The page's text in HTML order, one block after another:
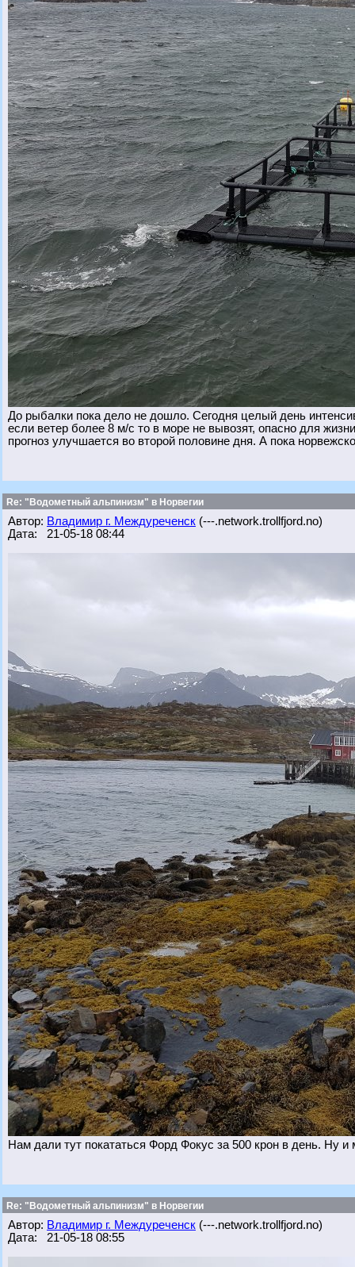
До рыбалки пока дело не дошло. Сегодня целый день
если ветер более 8 м/с то в море не вывозят, опасно для
прогноз улучшается во второй половине дня. А пока
Re: "Водометный альпинизм" в Норвегии
Автор: Владимир г. Междуреченск (---.network.trollfjord.no)
Дата: 21-05-18 08:44
Нам дали тут покататься Форд Фокус за 500 крон в день. Ну
Re: "Водометный альпинизм" в Норвегии
Автор: Владимир г. Междуреченск (---.network.trollfjord.no)
Дата: 21-05-18 08:55